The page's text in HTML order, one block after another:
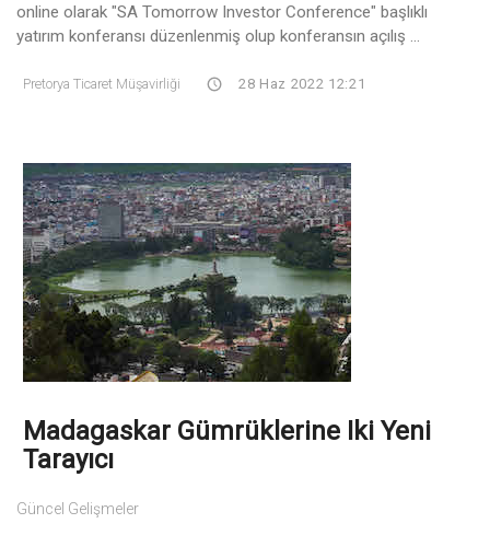
online olarak "SA Tomorrow Investor Conference" başlıklı
yatırım konferansı düzenlenmiş olup konferansın açılış ...
Pretorya Ticaret Müşavirliği 28 Haz 2022 12:21
Madagaskar Gümrüklerine Iki Yeni
Tarayıcı
Güncel Gelişmeler